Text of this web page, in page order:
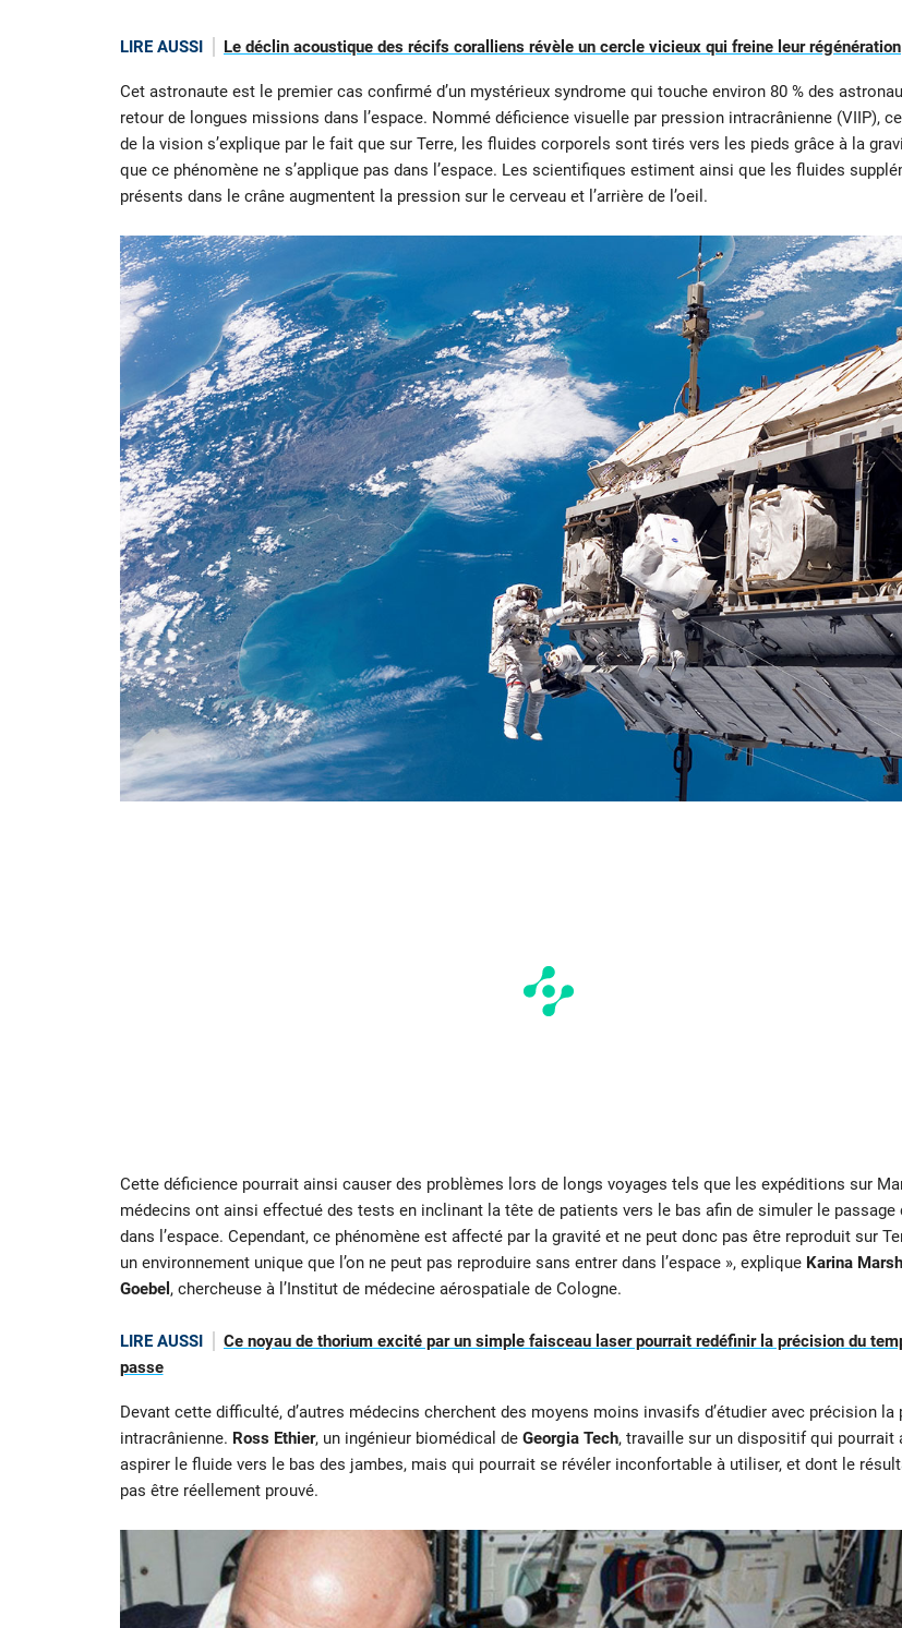
LIRE AUSSI Le déclin acoustique des récifs coralliens révèle un cercle vicieux qui freine leur régénération
Cet astronaute est le premier cas confirmé d’un mystérieux syndrome qui touche environ 80 % des
retour de longues missions dans l’espace. Nommé déficience visuelle par pression intracrânienne (VIIP),
de la vision s’explique par le fait que sur Terre, les fluides corporels sont tirés vers les pieds grâce à la
que ce phénomène ne s’applique pas dans l’espace. Les scientifiques estiment ainsi que les fluides
présents dans le crâne augmentent la pression sur le cerveau et l’arrière de l’oeil.
Cette déficience pourrait ainsi causer des problèmes lors de longs voyages tels que les expéditions sur
médecins ont ainsi effectué des tests en inclinant la tête de patients vers le bas afin de simuler le passage
dans l’espace. Cependant, ce phénomène est affecté par la gravité et ne peut donc pas être reproduit sur
un environnement unique que l’on ne peut pas reproduire sans entrer dans l’espace », expliqueKarina
Goebel , chercheuse à l’Institut de médecine aérospatiale de Cologne.
LIRE AUSSI
Ce noyau de thorium excité par un simple faisceau laser pourrait redéfinir la précision du
passe
Devant cette difficulté, d’autres médecins cherchent des moyens moins invasifs d’étudier avec précision la
intracrânienne. Ross Ethier, un ingénieur biomédical de Georgia Tech, travaille sur un dispositif qui pourrait
aspirer le fluide vers le bas des jambes, mais qui pourrait se révéler inconfortable à utiliser, et dont le
pas être réellement prouvé.